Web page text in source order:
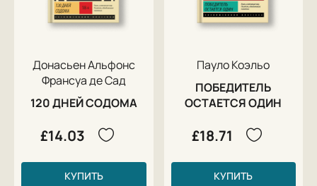
Донасьен Альфонс
Франсуа де Сад
120 ДНЕЙ СОДОМА
£14.03
КУПИТЬ
Пауло Коэльо
ПОБЕДИТЕЛЬ
ОСТАЕТСЯ ОДИН
£18.71
КУПИТЬ